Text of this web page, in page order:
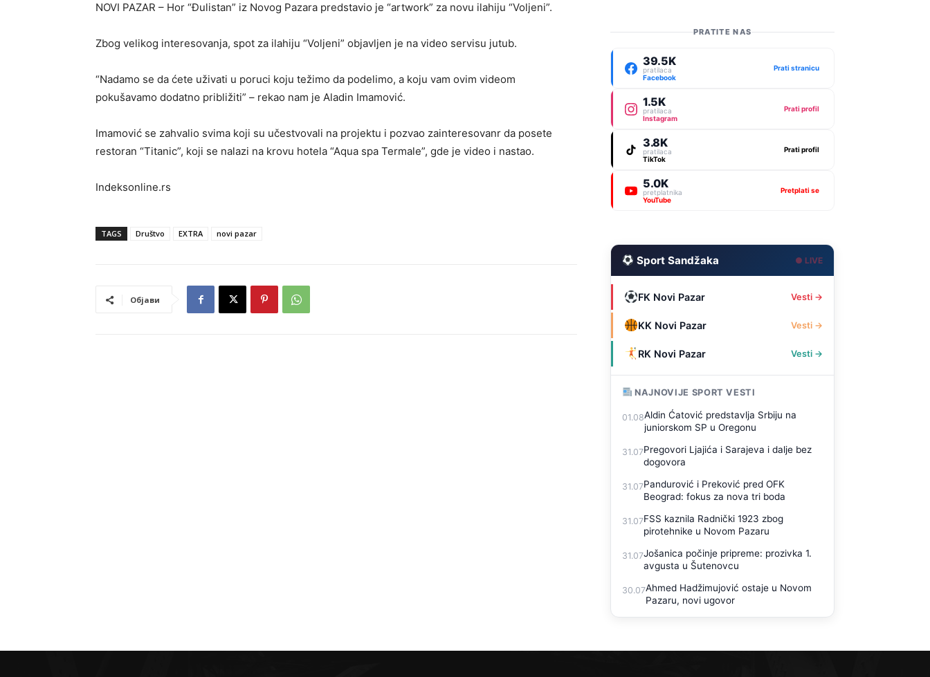
NOVI PAZAR – Hor “Đulistan” iz Novog Pazara predstavio je “artwork” za novu ilahiju “Voljeni”.
Zbog velikog interesovanja, spot za ilahiju “Voljeni” objavljen je na video servisu jutub.
“Nadamo se da ćete uživati u poruci koju težimo da podelimo, a koju vam ovim videom
pokušavamo dodatno približiti” – rekao nam je Aladin Imamović.
Imamović se zahvalio svima koji su učestvovali na projektu i pozvao zainteresovanr da posete
restoran “Titanic”, koji se nalazi na krovu hotela “Aqua spa Termale”, gde je video i nastao.
Indeksonline.rs
TAGS Društvo EXTRA novi pazar
Објави
PRATITE NAS
39.5K
pratilaca
Facebook
Prati stranicu
1.5K
pratilaca
Instagram
Prati profil
3.8K
pratilaca
TikTok
Prati profil
5.0K
pretplatnika
YouTube
Pretplati se
Sport Sandžaka ● LIVE
FK Novi Pazar Vesti →
KK Novi Pazar Vesti →
RK Novi Pazar Vesti →
NAJNOVIJE SPORT VESTI
01.08Aldin Ćatović predstavlja Srbiju na
juniorskom SP u Oregonu
31.07Pregovori Ljajića i Sarajeva i dalje bez
dogovora
31.07Pandurović i Preković pred OFK
Beograd: fokus za nova tri boda
31.07FSS kaznila Radnički 1923 zbog
pirotehnike u Novom Pazaru
31.07Jošanica počinje pripreme: prozivka 1.
avgusta u Šutenovcu
30.07Ahmed Hadžimujović ostaje u Novom
Pazaru, novi ugovor